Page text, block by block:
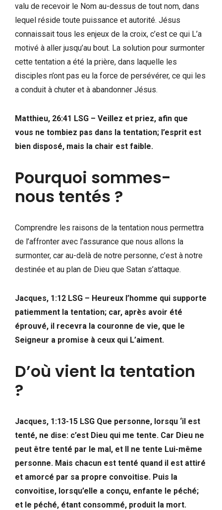
valu de recevoir le Nom au-dessus de tout nom, dans
lequel réside toute puissance et autorité. Jésus
connaissait tous les enjeux de la croix, c’est ce qui L’a
motivé à aller jusqu’au bout. La solution pour surmonter
cette tentation a été la prière, dans laquelle les
disciples n’ont pas eu la force de persévérer, ce qui les
a conduit à chuter et à abandonner Jésus.
Matthieu, 26:41 LSG – Veillez et priez, afin que
vous ne tombiez pas dans la tentation; l’esprit est
bien disposé, mais la chair est faible.
Pourquoi sommes-
nous tentés ?
Comprendre les raisons de la tentation nous permettra
de l’affronter avec l’assurance que nous allons la
surmonter, car au-delà de notre personne, c’est à notre
destinée et au plan de Dieu que Satan s’attaque.
Jacques, 1:12 LSG – Heureux l’homme qui supporte
patiemment la tentation; car, après avoir été
éprouvé, il recevra la couronne de vie, que le
Seigneur a promise à ceux qui L’aiment.
D’où vient la tentation
?
Jacques, 1:13-15 LSG Que personne, lorsqu ‘il est
tenté, ne dise: c’est Dieu qui me tente. Car Dieu ne
peut être tenté par le mal, et Il ne tente Lui-même
personne. Mais chacun est tenté quand il est attiré
et amorcé par sa propre convoitise. Puis la
convoitise, lorsqu’elle a conçu, enfante le péché;
et le péché, étant consommé, produit la mort.